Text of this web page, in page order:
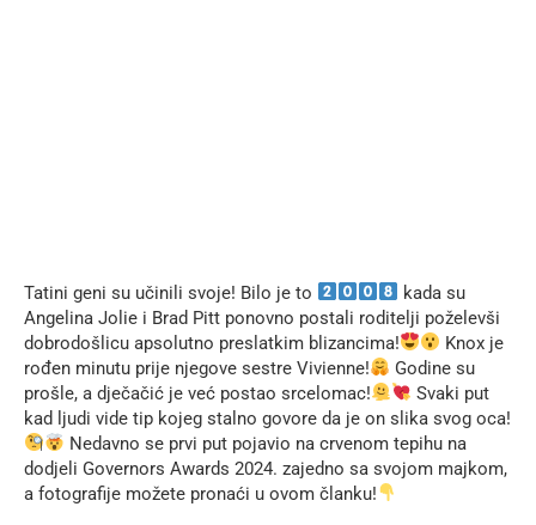
Tatini geni su učinili svoje! Bilo je to
kada su
Angelina Jolie i Brad Pitt ponovno postali roditelji poželevši
dobrodošlicu apsolutno preslatkim blizancima!
Knox je
rođen minutu prije njegove sestre Vivienne!
Godine su
prošle, a dječačić je već postao srcelomac!
Svaki put
kad ljudi vide tip kojeg stalno govore da je on slika svog oca!
Nedavno se prvi put pojavio na crvenom tepihu na
dodjeli Governors Awards 2024. zajedno sa svojom majkom,
a fotografije možete pronaći u ovom članku!